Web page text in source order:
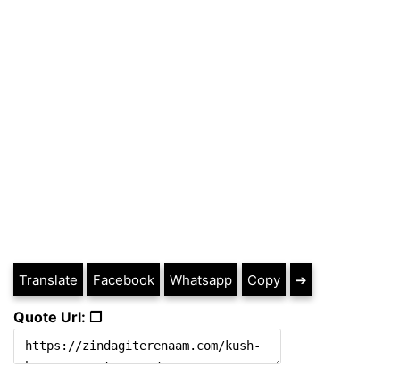
Translate Facebook Whatsapp Copy ➔
Quote Url: ❐